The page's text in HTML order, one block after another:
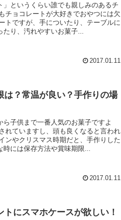
」というくらい誰でも親しみのあるチ
チョコレートが大好きでおやつには欠
トですが、手についたり、テーブルに
り、汚れやすいお菓子...
2017.01.11
は？常温が良い？手作りの場
子供まで一番人気のお菓子ですよ
れていますし、頭も良くなると言われ
ンやクリスマス時期だと、手作りした
には保存方法や賞味期限...
2017.01.11
にスマホケースが欲しい！